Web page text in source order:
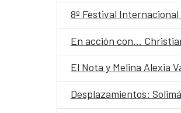
8º Festival
En acción con...
El Nota y Melina Alexia
Desplazamientos: